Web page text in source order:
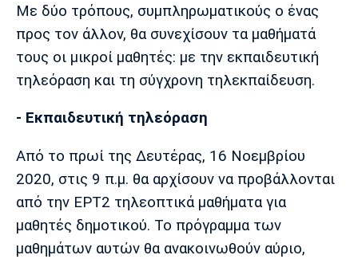
Μπορούσια
Ντόρτμουντ
Παρί Σεν
Ζερμέν
Μαρσέιγ
Αστέρας
Πόρτο Μπενφίκα
Με δύο τρόπους, συμπληρωματικούς ο ένας
προς τον άλλον, θα συνεχίσουν τα μαθήματά
τους οι μικροί μαθητές: με την εκπαιδευτική
τηλεόραση και τη σύγχρονη τηλεκπαίδευση.
- Εκπαιδευτική τηλεόραση
Από το πρωί της Δευτέρας, 16 Νοεμβρίου
2020, στις 9 π.μ. θα αρχίσουν να προβάλλονται
από την ΕΡΤ2 τηλεοπτικά μαθήματα για
μαθητές δημοτικού. Το πρόγραμμα των
μαθημάτων αυτών θα ανακοινωθούν αύριο,